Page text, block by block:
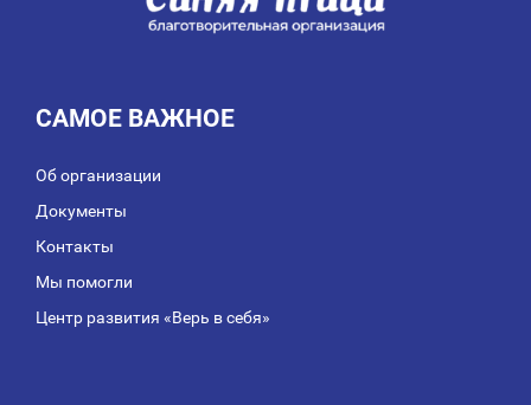
САМОЕ ВАЖНОЕ
Об организации
Документы
Контакты
Мы помогли
Центр развития «Верь в себя»